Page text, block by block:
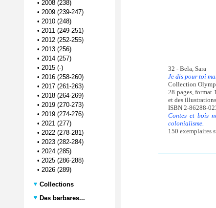
• 2008 (238)
• 2009 (239-247)
• 2010 (248)
• 2011 (249-251)
• 2012 (252-255)
• 2013 (256)
• 2014 (257)
• 2015 (-)
• 2016 (258-260)
• 2017 (261-263)
• 2018 (264-269)
• 2019 (270-273)
• 2019 (274-276)
• 2021 (277)
• 2022 (278-281)
• 2023 (282-284)
• 2024 (285)
• 2025 (286-288)
• 2026 (289)
Collections
Des barbares...
32 - Bela, Sara
Je dis pour toi
Collection
28 pages, format
et des
ISBN 2-86288-
Contes et bois
colonialisme.
150 exemplaires